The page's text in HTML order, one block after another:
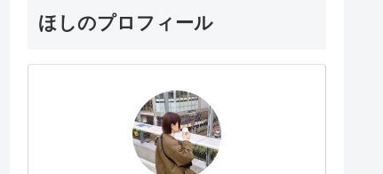
ほしのプロフィール